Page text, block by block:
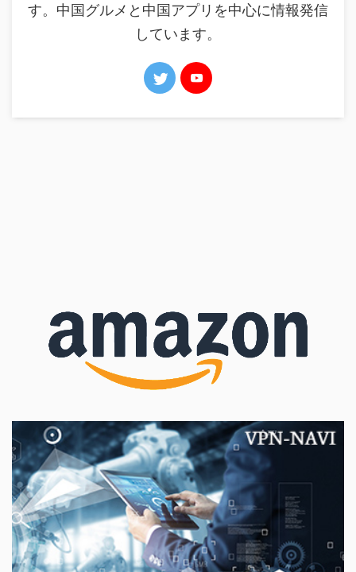
す。中国グルメと中国アプリを中心に情報発信
しています。